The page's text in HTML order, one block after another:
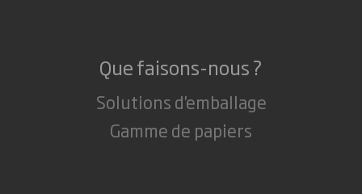
Que faisons-nous ?
Solutions d'emballage
Gamme de papiers